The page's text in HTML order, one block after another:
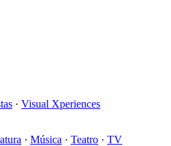
· Visual Xperiences
· Música · Teatro · TV